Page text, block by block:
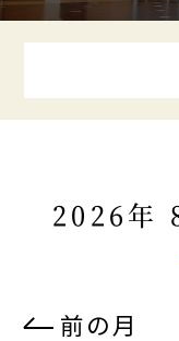
2026年
前の月